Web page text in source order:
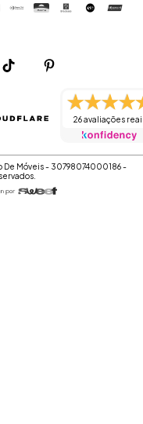
26 avaliações
Móveis - 30798074000186 -